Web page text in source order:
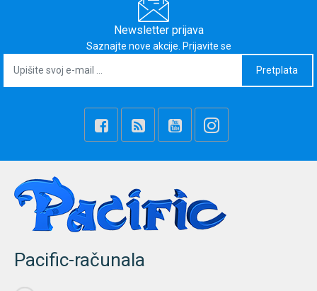
Newsletter prijava
Saznajte nove akcije. Prijavite se
Pretplata
Pacific-računala